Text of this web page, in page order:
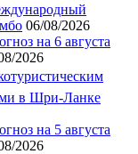
06/08/2026
на 6 августа
2026
в Шри-Ланке
на 5 августа
2026